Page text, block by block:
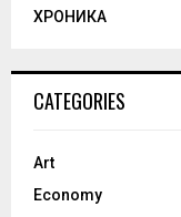
ХРОНИКА
CATEGORIES
Art
Economy